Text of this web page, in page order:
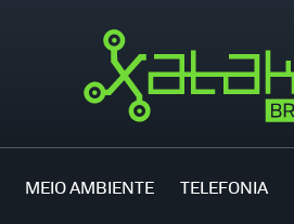
MEIO AMBIENTE TELEFONIA